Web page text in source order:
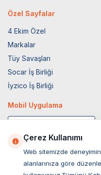
Özel Sayfalar
4 Ekim Özel
Markalar
Tüy Savaşları
Socar İş Birliği
İyzico İş Birliği
Mobil Uygulama
Çerez Kullanımı
Web sitemizde
alanlarınıza göre